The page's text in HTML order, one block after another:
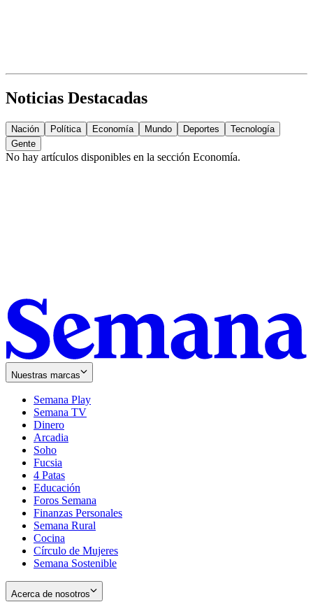
Noticias Destacadas
Nación Política Economía Mundo Deportes
Tecnología
Gente
No hay artículos disponibles en la sección Economía.
Nuestras marcas
Semana Play
Semana TV
Dinero
Arcadia
Soho
in
new
window
Fucsia
in
new
window
4 Patas
Educación
Foros Semana
Finanzas Personales
Semana Rural
Cocina
Círculo de Mujeres
Semana Sostenible
Acerca de nosotros